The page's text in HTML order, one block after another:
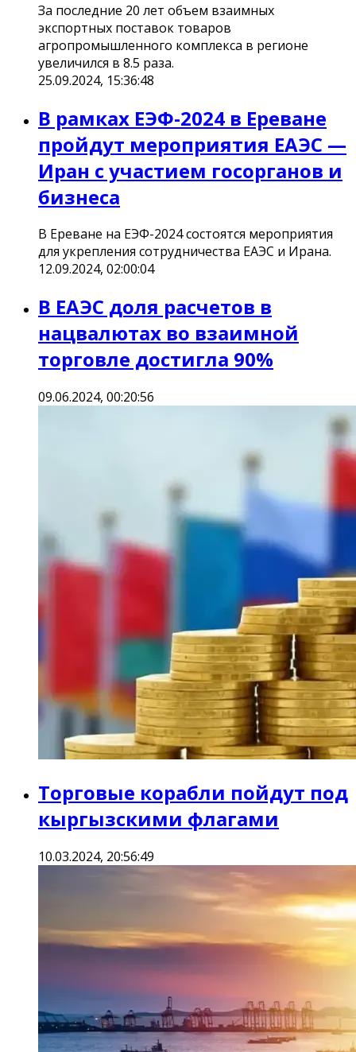
За последние 20 лет объем взаимных
экспортных поставок товаров
агропромышленного комплекса в регионе
увеличился в 8.5 раза.
25.09.2024, 15:36:48
В рамках ЕЭФ-2024 в Ереване
пройдут мероприятия ЕАЭС —
Иран с участием госорганов и
бизнеса
В Ереване на ЕЭФ-2024 состоятся мероприятия
для укрепления сотрудничества ЕАЭС и Ирана.
12.09.2024, 02:00:04
В ЕАЭС доля расчетов в
нацвалютах во взаимной
торговле достигла 90%
09.06.2024, 00:20:56
Торговые корабли пойдут под
кыргызскими флагами
10.03.2024, 20:56:49